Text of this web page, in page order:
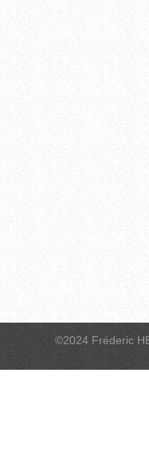
©2024 Fréderic